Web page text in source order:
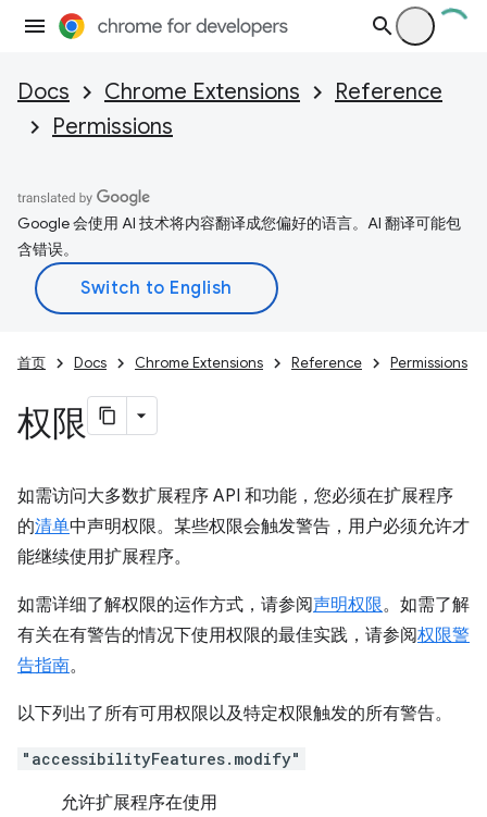
Docs Chrome Extensions
Reference
Permissions
Google 会使用 AI 技术将内容翻译成您偏好的语言。AI 翻译可能包
含错误。
首页 Docs Chrome Extensions Reference Permissions
权限
如需访问大多数扩展程序 API 和功能，您必须在扩展程序
的清单中声明权限。某些权限会触发警告，用户必须允许才
能继续使用扩展程序。
如需详细了解权限的运作方式，请参阅声明权限。如需了解
有关在有警告的情况下使用权限的最佳实践，请参阅权限警
告指南。
以下列出了所有可用权限以及特定权限触发的所有警告。
"accessibilityFeatures.modify"
允许扩展程序在使用